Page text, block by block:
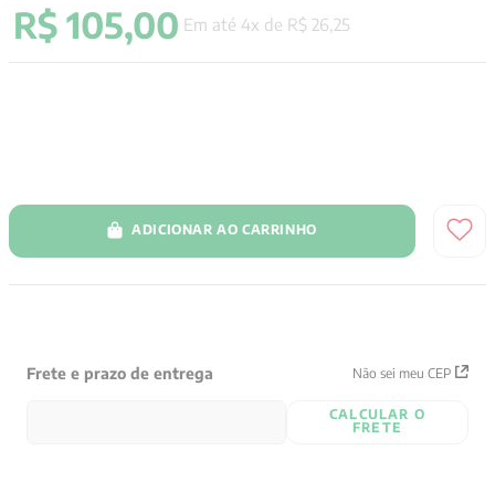
R$ 105,00 Em até 4x de R$ 26 25
ADICIONAR AO CARRINHO
Frete e prazo de entrega Não sei meu CEP
CALCULAR O
FRETE